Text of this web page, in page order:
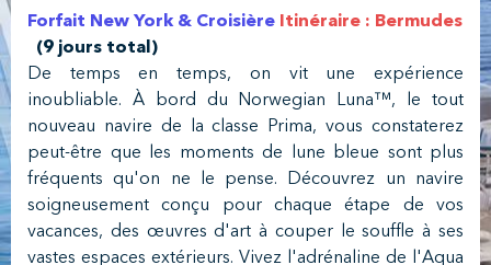
Forfait New York & Croisière Itinéraire : Bermudes
(9 jours total)
De temps en temps, on vit une expérience
inoubliable. À bord du Norwegian Luna™, le tout
nouveau navire de la classe Prima, vous constaterez
peut-être que les moments de lune bleue sont plus
fréquents qu'on ne le pense. Découvrez un navire
soigneusement conçu pour chaque étape de vos
vacances, des œuvres d'art à couper le souffle à ses
vastes espaces extérieurs. Vivez l'adrénaline de l'Aqua